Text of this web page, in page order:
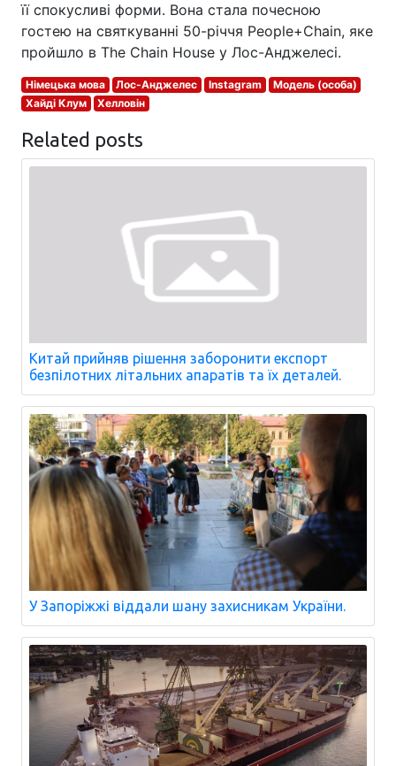
її спокусливі форми. Вона стала почесною
гостею на святкуванні 50-річчя People+Chain, яке
пройшло в The Chain House у Лос-Анджелесі.
Німецька мова Лос-Анджелес Instagram
Модель (особа)
Хайді Клум
Хелловін
Related posts
Китай прийняв рішення заборонити експорт
безпілотних літальних апаратів та їх деталей.
У Запоріжжі віддали шану захисникам України.